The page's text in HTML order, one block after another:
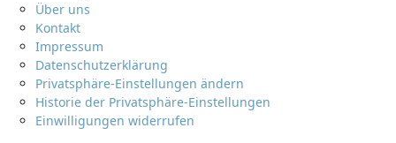
Über uns
Kontakt
Impressum
Datenschutzerklärung
Privatsphäre-Einstellungen ändern
Historie der Privatsphäre-Einstellungen
Einwilligungen widerrufen